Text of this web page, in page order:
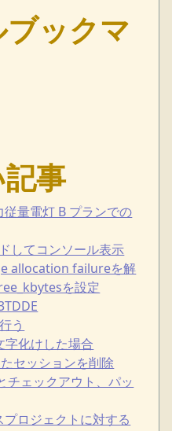
ックマ
事
量電灯 B プランでの
してコンソール表示
allocation failureを解
を設定
う
化けした場合
セッションを削除
ェックアウト、パッ
ロジェクトに対する